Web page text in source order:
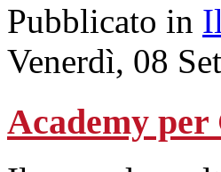
Pubblicato in
Venerdì, 08
Academy